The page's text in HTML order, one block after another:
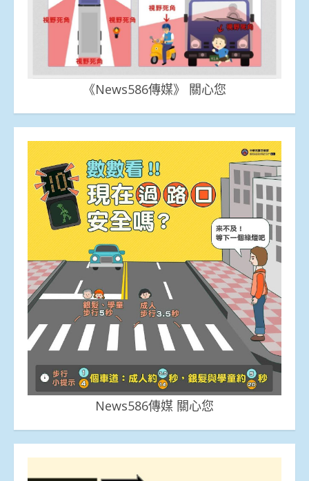
《News586傳媒》 關心您
News586傳媒 關心您